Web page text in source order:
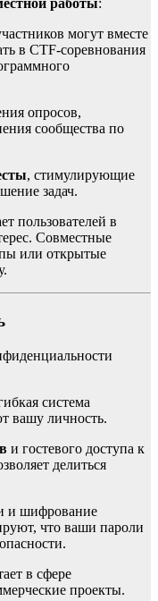
работы:
могут вместе
в СTF-соревнования
опросов,
сообщества по
, стимулирующие
задач.
пользователей в
Совместные
или открытые
система
вашу личность.
и гостевого доступа к
делиться
и шифрование
что ваши пароли
в сфере
проекты.